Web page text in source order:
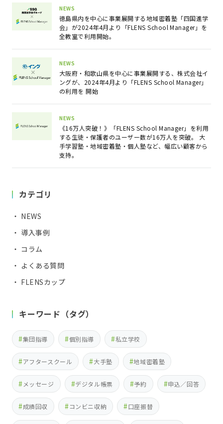
NEWS
徳島県内を中心に事業展開する地域密着塾「四国進学
会」が2024年4月より「FLENS School Manager」を
全教室で利用開始。
NEWS
大阪府・和歌山県を中心に事業展開する、株式会社イ
ングが、2024年4月より「FLENS School Manager」
の利用を 開始
NEWS
《16万人突破！》「FLENS School Manager」を利用
する生徒・保護者のユーザー数が16万人を突破。 大
手学習塾・地域密着塾・個人塾など、幅広い顧客から
支持。
カテゴリ
・ NEWS
・ 導入事例
・ コラム
・ よくある質問
・ FLENSカップ
キーワード（タグ）
集団指導 個別指導 私立学校
アフタースクール 大手塾 地域密着塾
メッセージ デジタル帳票 予約 申込／回答
成績回収 コンビニ収納 口座振替